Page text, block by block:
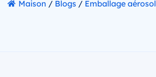
Maison / Blogs / Emballage aérosol